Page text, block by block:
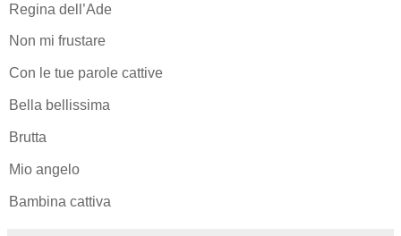
Regina dell’Ade
Non mi frustare
Con le tue parole cattive
Bella bellissima
Brutta
Mio angelo
Bambina cattiva